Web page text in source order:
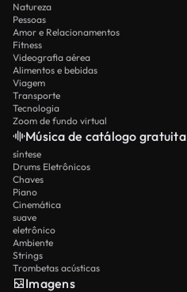
Natureza
Pessoas
Amor e Relacionamentos
Fitness
Videografia aérea
Alimentos e bebidas
Viagem
Transporte
Tecnologia
Zoom de fundo virtual
Música de catálogo gratuita
síntese
Drums Eletrônicos
Chaves
Piano
Cinemática
suave
eletrônico
Ambiente
Strings
Trombetas acústicas
Imagens